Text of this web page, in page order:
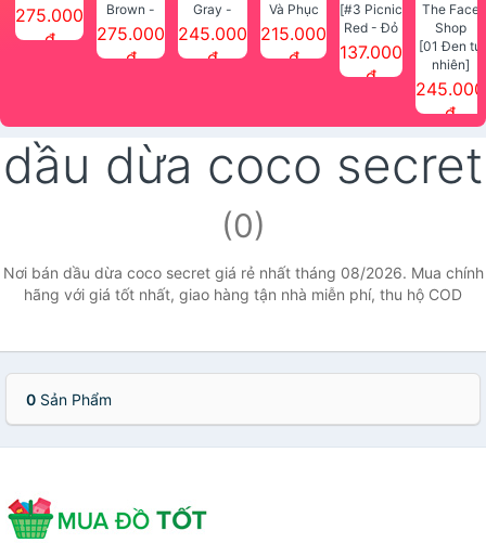
SMART
PEELING
275.000
đ
Brown -
Nâu Sáng]
Phấn che
275.000
đ
Gray -
Khói] Bột
kẻ chân
Face Shop
245.000
đ
Và Phục
Hồi Tóc
Essential
215.000
đ
[#3 Picnic
Red - Đỏ
cam] Son
Face
Shop
137.000
đ
[01 Đen tự
nhiên]
Mascara
che phủ
nước lâu
trôi Quick
Shop
245.000
đ
dầu dừa coco secret
(0)
Nơi bán dầu dừa coco secret giá rẻ nhất tháng 08/2026. Mua chính
hãng với giá tốt nhất, giao hàng tận nhà miễn phí, thu hộ COD
0 Sản Phẩm